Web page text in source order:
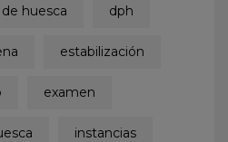
huesca dph
estabilización
examen
instancias